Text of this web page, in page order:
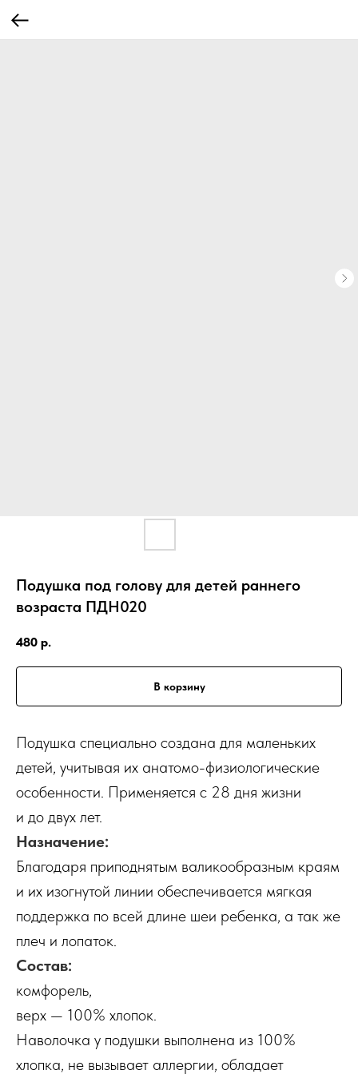
Подушка под голову для детей раннего
возраста ПДН020
480 р.
В корзину
Подушка специально создана для маленьких
детей, учитывая их анатомо-физиологические
особенности. Применяется с 28 дня жизни
и до двух лет.
Назначение:
Благодаря приподнятым валикообразным краям
и их изогнутой линии обеспечивается мягкая
поддержка по всей длине шеи ребенка, а так же
плеч и лопаток.
Состав:
комфорель,
верх — 100% хлопок.
Наволочка у подушки выполнена из 100%
хлопка, не вызывает аллергии, обладает